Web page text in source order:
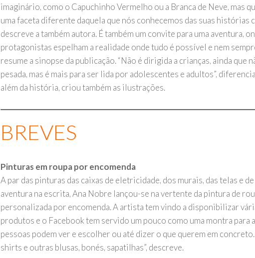
imaginário, como o Capuchinho Vermelho ou a Branca de Neve, mas
uma faceta diferente daquela que nós conhecemos das suas histórias
descreve a também autora. É também um convite para uma aventura,
protagonistas espelham a realidade onde tudo é possível e nem
resume a sinopse da publicação. “Não é dirigida a crianças, ainda que
pesada, mas é mais para ser lida por adolescentes e adultos”,
além da história, criou também as ilustrações.
BREVES
Pinturas em roupa por encomenda
A par das pinturas das caixas de eletricidade, dos murais, das telas e de
aventura na escrita, Ana Nobre lançou-se na vertente da pintura de
personalizada por encomenda. A artista tem vindo a disponibilizar
produtos e o Facebook tem servido um pouco como uma montra para
pessoas podem ver e escolher ou até dizer o que querem em
shirts e outras blusas, bonés, sapatilhas”, descreve.